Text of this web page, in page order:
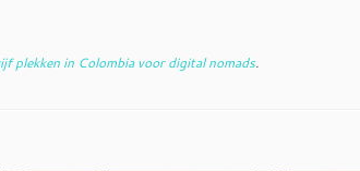
plekken in Colombia voor digital nomads.